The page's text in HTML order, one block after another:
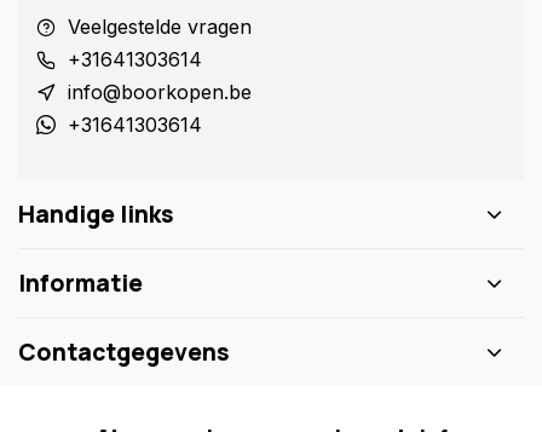
Veelgestelde vragen
+31641303614
info@boorkopen.be
+31641303614
Handige links
Informatie
Contactgegevens